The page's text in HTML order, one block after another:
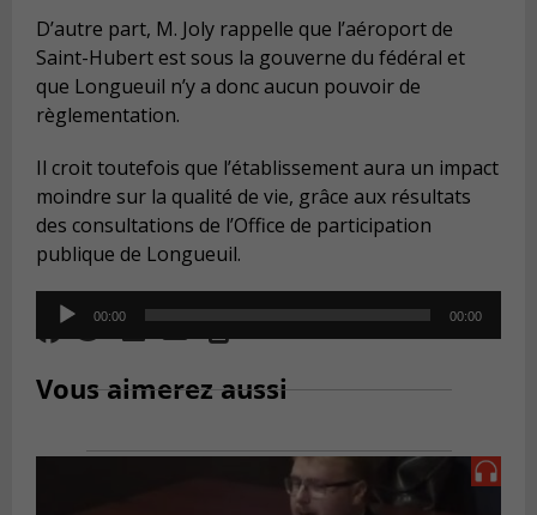
D’autre part, M. Joly rappelle que l’aéroport de
Saint-Hubert est sous la gouverne du fédéral et
que Longueuil n’y a donc aucun pouvoir de
règlementation.
Il croit toutefois que l’établissement aura un impact
moindre sur la qualité de vie, grâce aux résultats
des consultations de l’Office de participation
publique de Longueuil.
Audio
Player
00:00 00:00
Vous aimerez aussi